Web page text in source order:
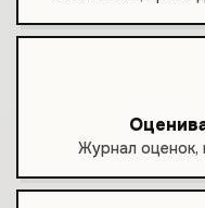
Журнал оценок,